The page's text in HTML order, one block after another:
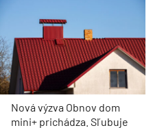
Nová výzva Obnov dom
mini+ prichádza. Sľubuje